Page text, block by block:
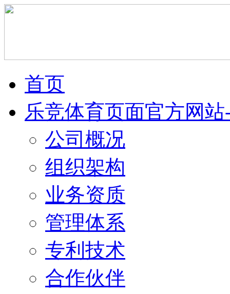
首页
乐竞体育页面官方网
公司概况
组织架构
业务资质
管理体系
专利技术
合作伙伴